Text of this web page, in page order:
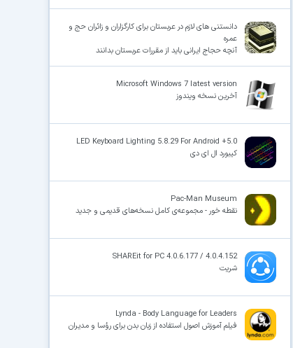
دانستنی های لازم در عربستان برای کارگزاران و زائران حج و
عمره
آنچه حجاج ایرانی باید از مقررات عربستان بدانند
Microsoft Windows 7 latest version
آخرین نسخه ویندوز
LED Keyboard Lighting 5.8.29 For Android +5.0
کیبورد ال ای دی
Pac-Man Museum
نقطه خور - مجموعه‌ی کامل نسخه‌های قدیمی و جدید
SHAREit for PC 4.0.6.177 / 4.0.4.152
شریت
Lynda - Body Language for Leaders
فیلم آموزش اصول استفاده از زبان بدن برای رؤسا و مدیران